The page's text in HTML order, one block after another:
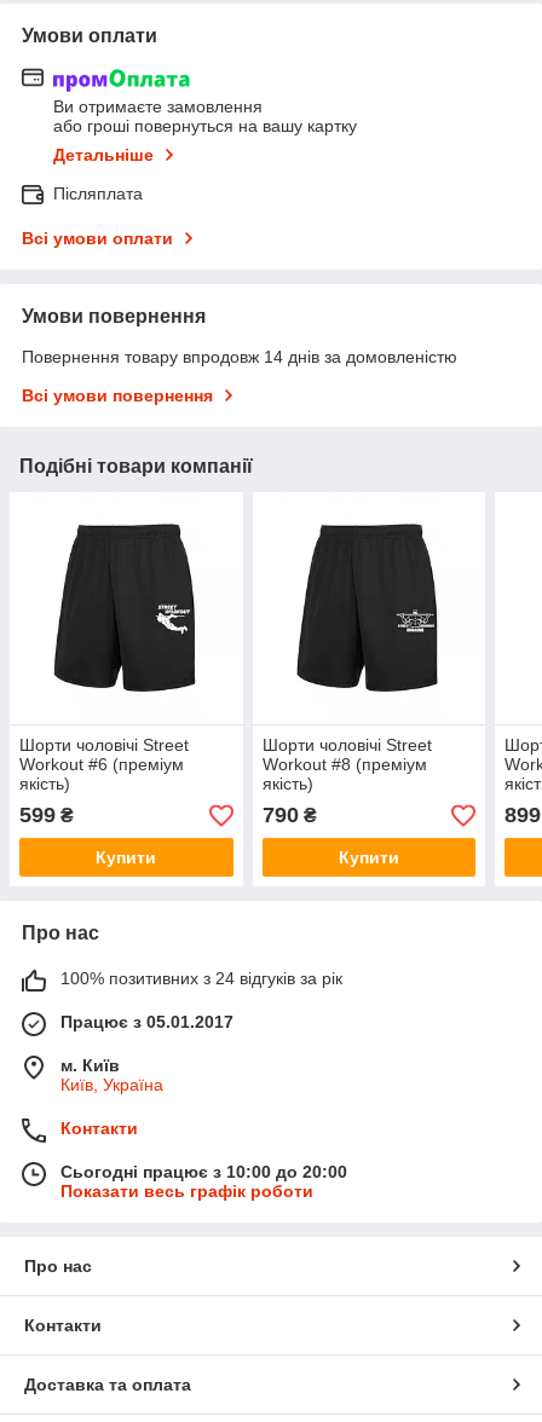
Умови оплати
Ви отримаєте замовлення
або гроші повернуться на вашу картку
Детальніше
Післяплата
Всі умови оплати
Умови повернення
Повернення товару впродовж 14 днів за домовленістю
Всі умови повернення
Подібні товари компанії
Шорти чоловічі Street
Workout #6 (преміум
якість)
599 ₴
Купити
Шорти чоловічі Street
Workout #8 (преміум
якість)
790₴
Купити
899
Про нас
100% позитивних з 24 відгуків за рік
Працює з 05.01.2017
м. Київ
Київ, Україна
Контакти
Сьогодні працює з 10:00 до 20:00
Показати весь графік роботи
Про нас
Контакти
Доставка та оплата